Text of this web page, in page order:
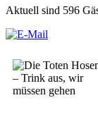
Aktuell sind 596